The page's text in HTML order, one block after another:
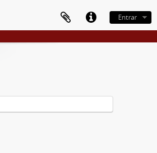
Entrar